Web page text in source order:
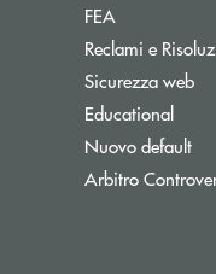
FEA
Reclami e
Sicurezza web
Educational
Nuovo default
Arbitro